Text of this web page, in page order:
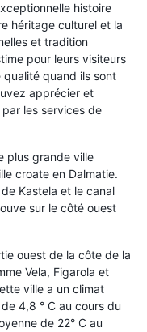
histoire
héritage culturel et la
et tradition
pour leurs visiteurs
quand ils sont
apprécier et
les services de
plus grande ville
croate en Dalmatie.
Kastela et le canal
sur le côté ouest
ouest de la côte de la
Vela, Figarola et
ville a un climat
4,8 ° C au cours du
de 22° C au